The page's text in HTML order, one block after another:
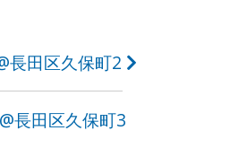
長田区久保町2
長田区久保町3